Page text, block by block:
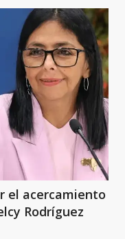
el acercamiento
Rodríguez